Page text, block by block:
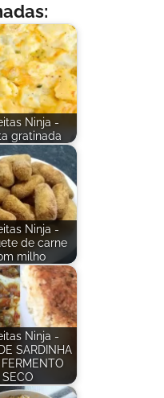
Ninja -
gratinada
Ninja -
de carne
milho
Ninja -
SARDINHA
SECO